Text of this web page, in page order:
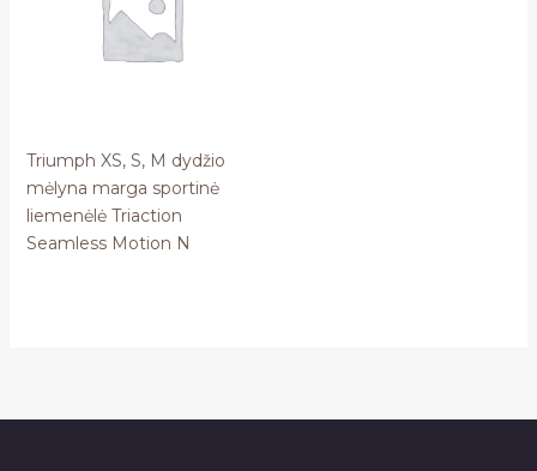
Triumph XS, S, M dydžio
mėlyna marga sportinė
liemenėlė Triaction
Seamless Motion N